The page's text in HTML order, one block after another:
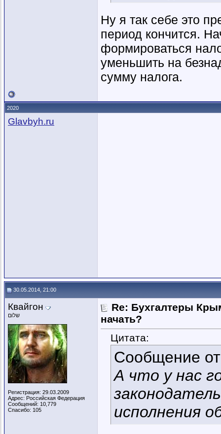
Ну я так себе это
период кончится.
формироваться
уменьшить на
сумму налога.
2020
Glavbyh.ru
30.05.2014, 21:00
Квайгон
שלום
Регистрация: 29.03.2009
Адрес: Российская Федерация
Сообщений: 10,779
Спасибо: 105
Re: Бухгалтеры
начать?
Цитата:
Сообщение
А что у нас
исполнения